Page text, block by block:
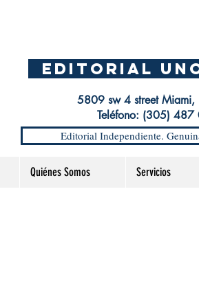
EDITORIAL
5809 sw 4 street Miami,
Teléfono: (305)
Editorial Independiente.
Quiénes Somos Servicios